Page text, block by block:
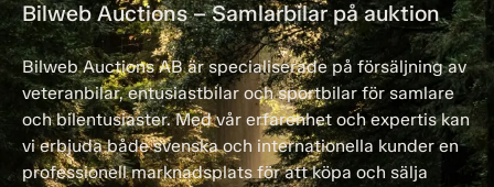
Bilweb Auctions – Samlarbilar på auktion
Bilweb Auctions AB är specialiserade på försäljning av
veteranbilar, entusiastbilar och sportbilar för samlare
och bilentusiaster. Med vår erfarenhet och expertis kan
vi erbjuda både svenska och internationella kunder en
professionell marknadsplats för att köpa och sälja